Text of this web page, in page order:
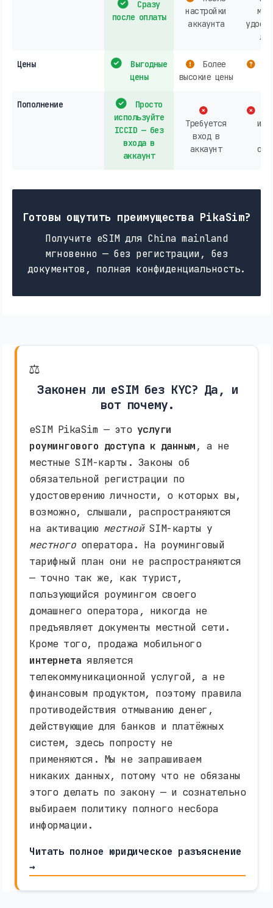
Сразу
после оплаты
настройки
аккаунта
Цены
Выгодные
цены
Более
высокие цены
Пополнение
Просто
используйте
ICCID — без
входа в
аккаунт
Требуется
вход в
аккаунт
Готовы ощутить преимущества PikaSim?
Получите eSIM для China mainland
мгновенно — без регистрации, без
документов, полная конфиденциальность.
⚖️
Законен ли eSIM без KYC? Да, и
вот почему.
eSIM PikaSim — это услуги
роумингового доступа к данным, а не
местные SIM-карты. Законы об
обязательной регистрации по
удостоверению личности, о которых вы,
возможно, слышали, распространяются
на активацию местнойSIM-карты у
местногооператора. На роуминговый
тарифный план они не распространяются
— точно так же, как турист,
пользующийся роумингом своего
домашнего оператора, никогда не
предъявляет документы местной сети.
Кроме того, продажа мобильного
интернета является
телекоммуникационной услугой, а не
финансовым продуктом, поэтому правила
противодействия отмыванию денег,
действующие для банков и платёжных
систем, здесь попросту не
применяются. Мы не запрашиваем
никаких данных, потому что не обязаны
этого делать по закону — и сознательно
выбираем политику полного несбора
информации.
Читать полное юридическое разъяснение
→